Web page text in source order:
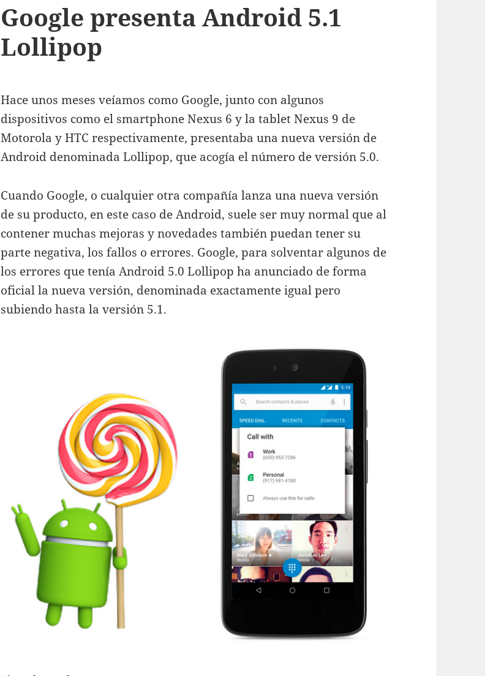
Google presenta Android 5.1
Lollipop
Hace unos meses veíamos como Google, junto con algunos
dispositivos como el smartphone Nexus 6 y la tablet Nexus 9 de
Motorola y HTC respectivamente, presentaba una nueva versión de
Android denominada Lollipop, que acogía el número de versión 5.0.
Cuando Google, o cualquier otra compañía lanza una nueva versión
de su producto, en este caso de Android, suele ser muy normal que al
contener muchas mejoras y novedades también puedan tener su
parte negativa, los fallos o errores. Google, para solventar algunos de
los errores que tenía Android 5.0 Lollipop ha anunciado de forma
oficial la nueva versión, denominada exactamente igual pero
subiendo hasta la versión 5.1.